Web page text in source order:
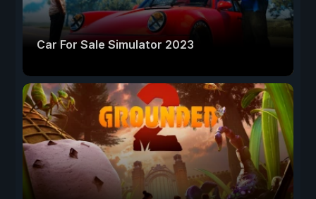
Car For Sale Simulator 2023